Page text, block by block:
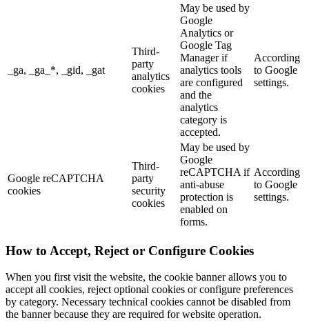
_ga, _ga_*, _gid, _gat
Third-
party
analytics
cookies
May be used by
Google
Analytics or
Google Tag
Manager if
analytics tools
are configured
and the
analytics
category is
accepted.
According
to Google
settings.
Google reCAPTCHA
cookies
Third-
party
security
cookies
May be used by
Google
reCAPTCHA if
anti-abuse
protection is
enabled on
forms.
According
to Google
settings.
How to Accept, Reject or Configure Cookies
When you first visit the website, the cookie banner allows you to
accept all cookies, reject optional cookies or configure preferences
by category. Necessary technical cookies cannot be disabled from
the banner because they are required for website operation.